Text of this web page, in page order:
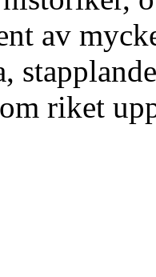
av
riket